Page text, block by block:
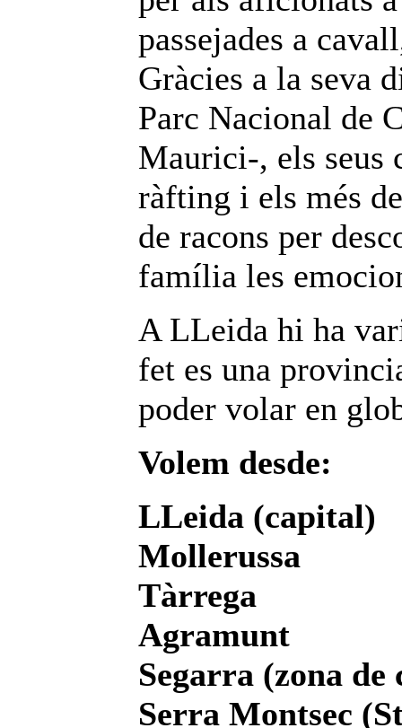
passejades a
Gràcies a la seva
Parc Nacional de
Maurici-, els seus
ràfting i els més
de racons per
família les
A LLeida hi ha
fet es una
poder volar en
Volem desde:
LLeida (capital)
Mollerussa
Tàrrega
Agramunt
Segarra (zona
Serra Montsec